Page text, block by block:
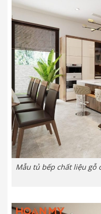
Mẫu tủ bếp chất liệu gỗ